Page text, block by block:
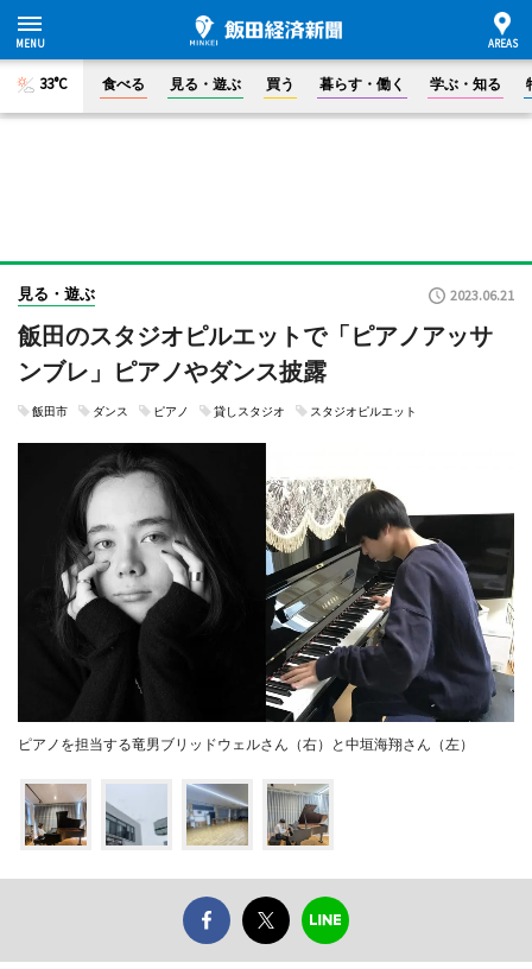
33°C 食べる 見る・遊ぶ 買う 暮らす・働く 学ぶ・知る
見る・遊ぶ 2023.06.21
飯田のスタジオピルエットで「ピアノアッサ
ンブレ」ピアノやダンス披露
飯田市 ダンス ピアノ 貸しスタジオ スタジオピルエット
ピアノを担当する竜男ブリッドウェルさん（右）と中垣海翔さん（左）